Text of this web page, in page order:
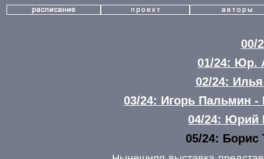
00/
01/24: Юр.
02/24:
03/24: Игорь Пальмин
04/24: Юрий
05/24: